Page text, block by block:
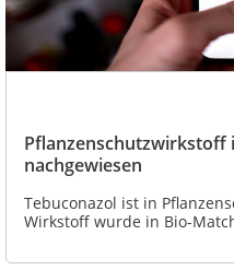
Pflanzenschutzwirkstoff
nachgewiesen
Tebuconazol ist in
Wirkstoff wurde in Bio-